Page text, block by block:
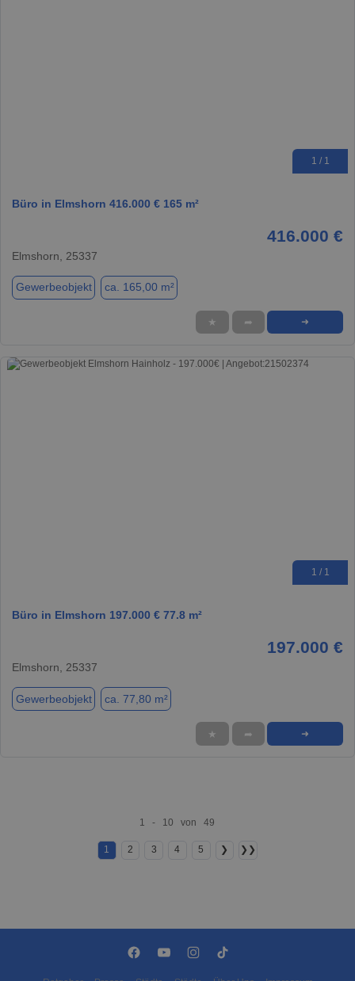
1 / 1
Büro in Elmshorn 416.000 € 165 m²
416.000 €
Elmshorn, 25337
Gewerbeobjekt ca. 165,00 m²
★ ➦ ➜
1 / 1
Büro in Elmshorn 197.000 € 77.8 m²
197.000 €
Elmshorn, 25337
Gewerbeobjekt ca. 77,80 m²
★ ➦ ➜
1 - 10 von 49
1 2 3 4 5 ❯ ❯❯